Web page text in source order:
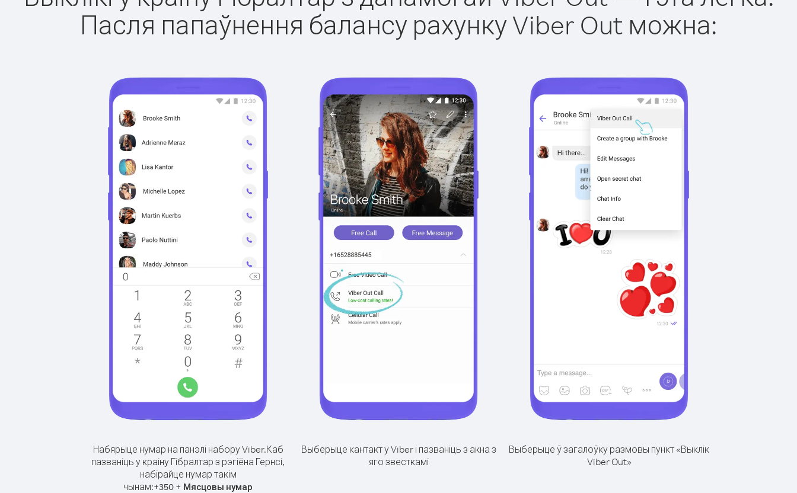
Пасля папаўнення балансу рахунку Viber Out можна:
Набярыце нумар на панэлі набору Viber.Каб
пазваніць у краіну Гібралтар з рэгіёна Гернсі,
набірайце нумар такім
чынам:+350 + Мясцовы нумар
Выберыце кантакт у Viber і пазваніць з акна з
яго звесткамі
Выберыце ў загалоўку размовы пункт «Выклік
Viber Out»